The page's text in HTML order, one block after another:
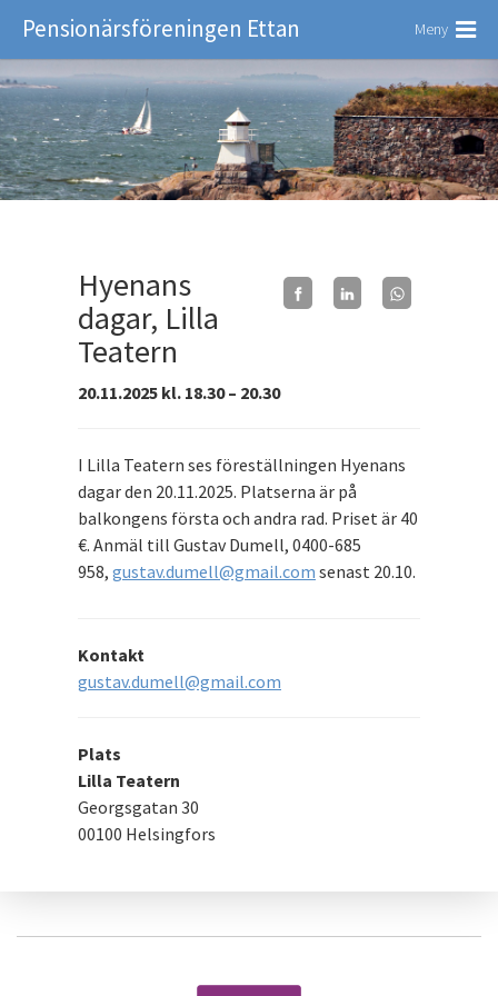
Pensionärsföreningen Ettan Meny
Hyenans
dagar, Lilla
Teatern
20.11.2025 kl. 18.30 – 20.30
I Lilla Teatern ses föreställningen Hyenans
dagar den 20.11.2025. Platserna är på
balkongens första och andra rad. Priset är 40
€. Anmäl till Gustav Dumell, 0400-685
958, gustav.dumell@gmail.com senast 20.10.
Kontakt
gustav.dumell@gmail.com
Plats
Lilla Teatern
Georgsgatan 30
00100 Helsingfors